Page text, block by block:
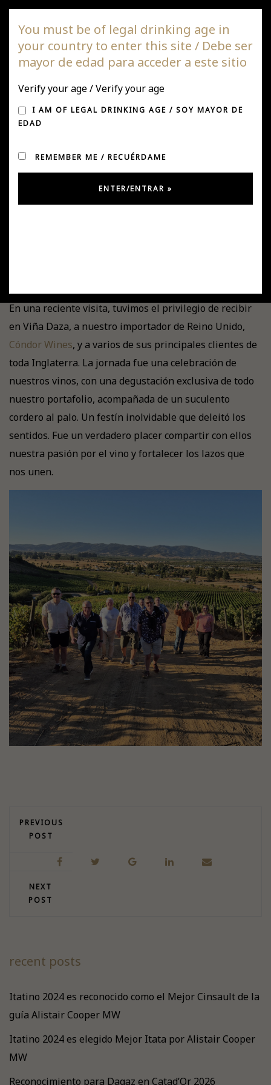
DAGAZ Wines
UNA EXPERIENCIA
CÓNDOR WINES
En una reciente visita, tuvimos el privilegio de recibir
en Viña Daza, a nuestro importador de Reino Unido,
Cóndor Wines, y a varios de sus principales clientes de
toda Inglaterra. La jornada fue una celebración de
nuestros vinos, con una degustación exclusiva de todo
nuestro portafolio, acompañada de un suculento
cordero al palo. Un festín inolvidable que deleitó los
sentidos. Fue un verdadero placer compartir con ellos
nuestra pasión por el vino y fortalecer los lazos que
nos unen.
PREVIOUS
POST
NEXT
POST
recent posts
Itatino 2024 es reconocido como el Mejor Cinsault de la
guía Alistair Cooper MW
Itatino 2024 es elegido Mejor Itata por Alistair Cooper
MW
Reconocimiento para Dagaz en Catad’Or 2026
You must be of legal drinking age in
your country to enter this site / Debe ser
mayor de edad para acceder a este sitio
Verify your age / Verify your age
I AM OF LEGAL DRINKING AGE / SOY MAYOR DE
EDAD
REMEMBER ME / RECUÉRDAME